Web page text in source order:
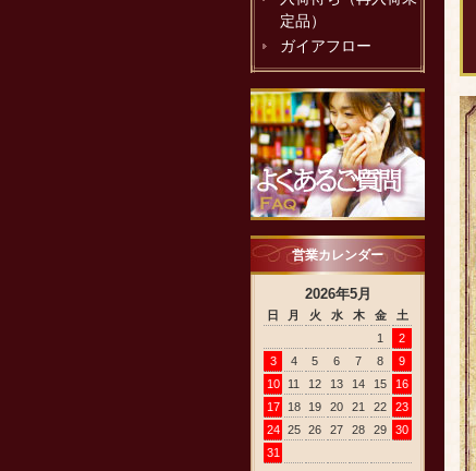
定品）
ガイアフロー
営業カレンダー
2026年5月
日 月 火 水 木 金
土
1
2
3
4 5 6 7 8
9
10
11 12 13 14 15
16
17
18 19 20 21 22
23
24
25 26 27 28 29
30
31